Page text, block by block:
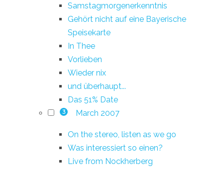
Samstagmorgenerkenntnis
Gehört nicht auf eine Bayerische
Speisekarte
In Thee
Vorlieben
Wieder nix
und überhaupt...
Das 51% Date
3 March 2007
On the stereo, listen as we go
Was interessiert so einen?
Live from Nockherberg